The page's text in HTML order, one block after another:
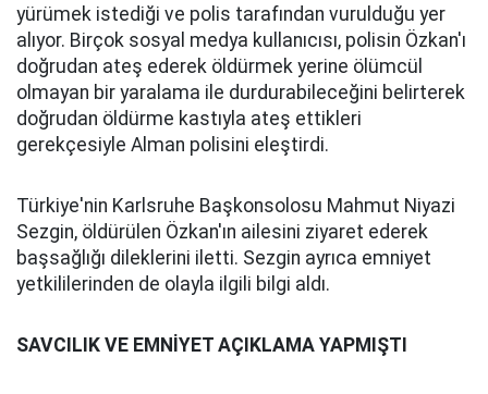
yürümek istediği ve polis tarafından vurulduğu yer
alıyor. Birçok sosyal medya kullanıcısı, polisin Özkan'ı
doğrudan ateş ederek öldürmek yerine ölümcül
olmayan bir yaralama ile durdurabileceğini belirterek
doğrudan öldürme kastıyla ateş ettikleri
gerekçesiyle Alman polisini eleştirdi.
Türkiye'nin Karlsruhe Başkonsolosu Mahmut Niyazi
Sezgin, öldürülen Özkan'ın ailesini ziyaret ederek
başsağlığı dileklerini iletti. Sezgin ayrıca emniyet
yetkililerinden de olayla ilgili bilgi aldı.
SAVCILIK VE EMNİYET AÇIKLAMA YAPMIŞTI